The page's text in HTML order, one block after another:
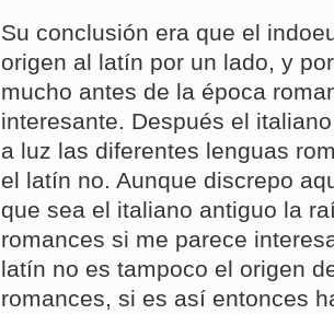
Su conclusión era que el
origen al latín por un lado, y
mucho antes de la época
interesante. Después el
a luz las diferentes lenguas
el latín no. Aunque discrepo
que sea el italiano antiguo la
romances si me parece
latín no es tampoco el origen
romances, si es así entonces